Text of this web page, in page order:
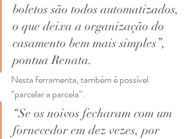
boletos são todos automatizados,
o que deixa a organização do
casamento bem mais simples”,
pontua Renata.
Nesta ferramenta, também é possível
“parcelar a parcela”.
“Se os noivos fecharam com um
fornecedor em dez vezes, por